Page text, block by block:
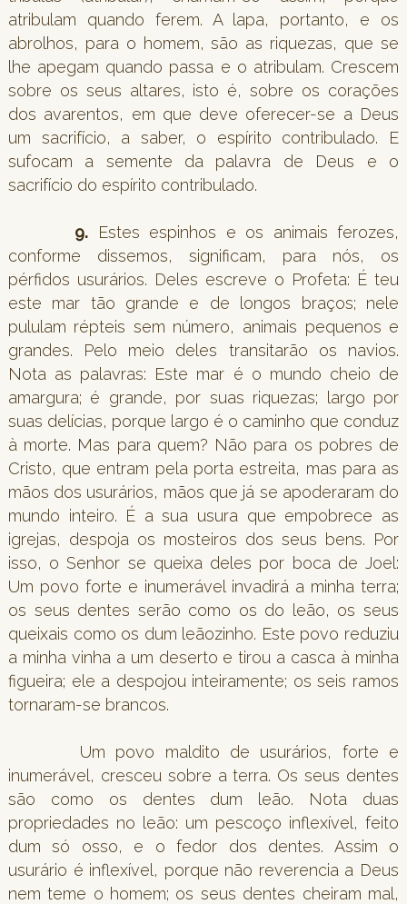
atribulam quando ferem. A lapa, portanto, e os
abrolhos, para o homem, são as riquezas, que se
lhe apegam quando passa e o atribulam. Crescem
sobre os seus altares, isto é, sobre os corações
dos avarentos, em que deve oferecer-se a Deus
um sacrifício, a saber, o espírito contribulado. E
sufocam a semente da palavra de Deus e o
sacrifício do espírito contribulado.
9. Estes espinhos e os animais ferozes,
conforme dissemos, significam, para nós, os
pérfidos usurários. Deles escreve o Profeta: É teu
este mar tão grande e de longos braços; nele
pululam répteis sem número, animais pequenos e
grandes. Pelo meio deles transitarão os navios.
Nota as palavras: Este mar é o mundo cheio de
amargura; é grande, por suas riquezas; largo por
suas delícias, porque largo é o caminho que conduz
à morte. Mas para quem? Não para os pobres de
Cristo, que entram pela porta estreita, mas para as
mãos dos usurários, mãos que já se apoderaram do
mundo inteiro. É a sua usura que empobrece as
igrejas, despoja os mosteiros dos seus bens. Por
isso, o Senhor se queixa deles por boca de Joel:
Um povo forte e inumerável invadirá a minha terra;
os seus dentes serão como os do leão, os seus
queixais como os dum leãozinho. Este povo reduziu
a minha vinha a um deserto e tirou a casca à minha
figueira; ele a despojou inteiramente; os seis ramos
tornaram-se brancos.
Um povo maldito de usurários, forte e
inumerável, cresceu sobre a terra. Os seus dentes
são como os dentes dum leão. Nota duas
propriedades no leão: um pescoço inflexível, feito
dum só osso, e o fedor dos dentes. Assim o
usurário é inflexível, porque não reverencia a Deus
nem teme o homem; os seus dentes cheiram mal,